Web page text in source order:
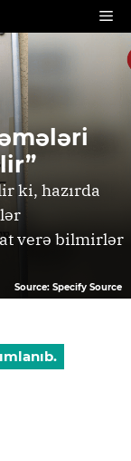
ki, hazırda
verə bilmirlər
Source: Specify Source